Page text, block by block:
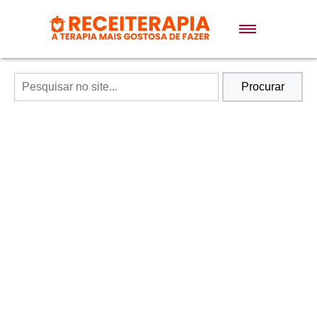
Doces e Sobremesas
Air Fryer
Procurar